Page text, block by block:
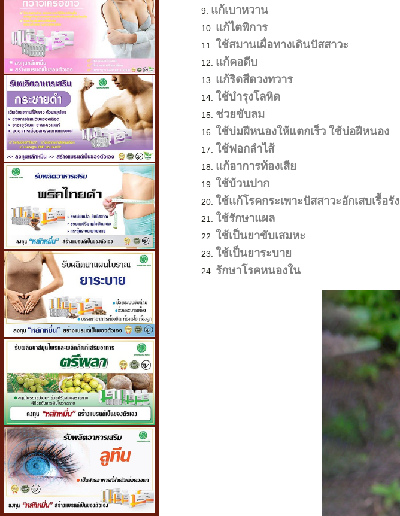
แก้เบาหวาน
แก้ไตพิการ
ใช้สมานเผื่อทางเดินปัสสาวะ
แก้คอตีบ
แก้ริดสีดวงทวาร
ใช้บำรุงโลหิต
ช่วยขับลม
ใช้บ่มฝีหนองให้แตกเร็ว ใช้บ่อฝีหนอง
ใช้ฟอกลำไส้
แก้อาการท้องเสีย
ใช้บ้วนปาก
ใช้แก้โรคกระเพาะปัสสาวะอักเสบเรื้อรัง
ใช้รักษาแผล
ใช้เป็นยาขับเสมหะ
ใช้เป็นยาระบาย
รักษาโรคหนองใน